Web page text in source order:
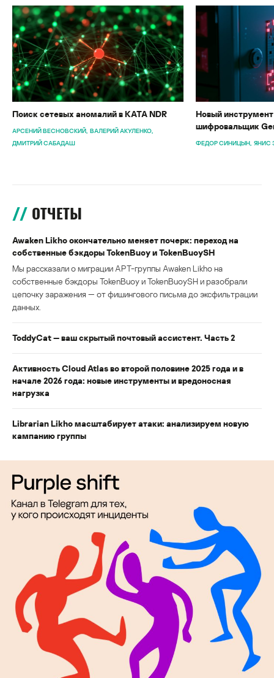
Поиск сетевых аномалий в KATA NDR
АРСЕНИЙ ВЕСНОВСКИЙ ВАЛЕРИЙ АКУЛЕНКО
ДМИТРИЙ САБАДАШ
Новый
шифровальщик
ФЕДОР СИНИЦЫН ЯНИС
ОТЧЕТЫ
Awaken Likho окончательно меняет почерк: переход на
собственные бэкдоры TokenBuoy и TokenBuoySH
Мы рассказали о миграции APT-группы Awaken Likho на
собственные бэкдоры TokenBuoy и TokenBuoySH и разобрали
цепочку заражения — от фишингового письма до эксфильтрации
данных.
ToddyCat — ваш скрытый почтовый ассистент. Часть 2
Активность Cloud Atlas во второй половине 2025 года и в
начале 2026 года: новые инструменты и вредоносная
нагрузка
Librarian Likho масштабирует атаки: анализируем новую
кампанию группы